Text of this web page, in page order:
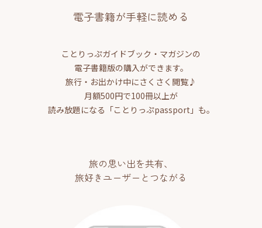
電子書籍が手軽に読める
ことりっぷガイドブック・マガジンの
電子書籍版の購入ができます。
旅行・お出かけ中にさくさく閲覧♪
月額500円で100冊以上が
読み放題になる「ことりっぷpassport」も。
旅の思い出を共有、
旅好きユーザーとつながる